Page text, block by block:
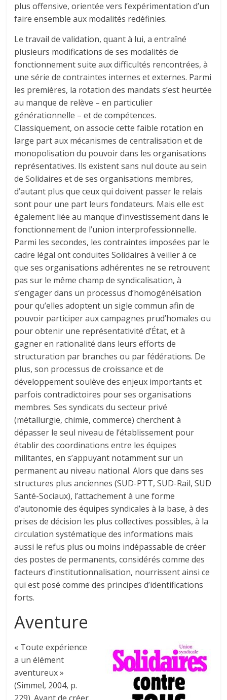
plus offensive, orientée vers l’expérimentation d’un
faire ensemble aux modalités redéfinies.
Le travail de validation, quant à lui, a entraîné
plusieurs modifications de ses modalités de
fonctionnement suite aux difficultés rencontrées, à
une série de contraintes internes et externes. Parmi
les premières, la rotation des mandats s’est heurtée
au manque de relève – en particulier
générationnelle – et de compétences.
Classiquement, on associe cette faible rotation en
large part aux mécanismes de centralisation et de
monopolisation du pouvoir dans les organisations
représentatives. Ils existent sans nul doute au sein
de Solidaires et de ses organisations membres,
d’autant plus que ceux qui doivent passer le relais
sont pour une part leurs fondateurs. Mais elle est
également liée au manque d’investissement dans le
fonctionnement de l’union interprofessionnelle.
Parmi les secondes, les contraintes imposées par le
cadre légal ont conduites Solidaires à veiller à ce
que ses organisations adhérentes ne se retrouvent
pas sur le même champ de syndicalisation, à
s’engager dans un processus d’homogénéisation
pour qu’elles adoptent un sigle commun afin de
pouvoir participer aux campagnes prud’homales ou
pour obtenir une représentativité d’État, et à
gagner en rationalité dans leurs efforts de
structuration par branches ou par fédérations. De
plus, son processus de croissance et de
développement soulève des enjeux importants et
parfois contradictoires pour ses organisations
membres. Ses syndicats du secteur privé
(métallurgie, chimie, commerce) cherchent à
dépasser le seul niveau de l’établissement pour
établir des coordinations entre les équipes
militantes, en s’appuyant notamment sur un
permanent au niveau national. Alors que dans ses
structures plus anciennes (SUD-PTT, SUD-Rail, SUD
Santé-Sociaux), l’attachement à une forme
d’autonomie des équipes syndicales à la base, à des
prises de décision les plus collectives possibles, à la
circulation systématique des informations mais
aussi le refus plus ou moins indépassable de créer
des postes de permanents, considérés comme des
facteurs d’institutionnalisation, nourrissent ainsi ce
qui est posé comme des principes d’identifications
forts.
Aventure
« Toute expérience
a un élément
aventureux »
(Simmel, 2004, p.